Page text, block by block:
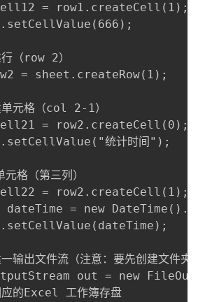
row1.createCell(1);
2）
sheet.createRow(1);
（col 2-1）
row2.createCell(0);
统计时间");
第三列）
row2.createCell(1);
= new
件流（注意：要先创建文件夹
out = new
工作簿存盘